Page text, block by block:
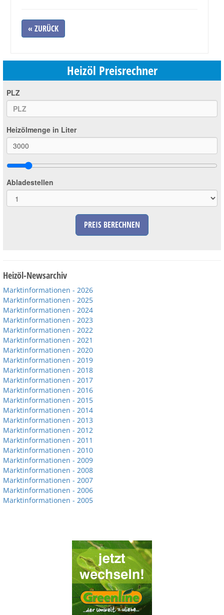
« ZURÜCK
Heizöl Preisrechner
PLZ
Heizölmenge in Liter
Abladestellen
PREIS BERECHNEN
Heizöl-Newsarchiv
Marktinformationen - 2026
Marktinformationen - 2025
Marktinformationen - 2024
Marktinformationen - 2023
Marktinformationen - 2022
Marktinformationen - 2021
Marktinformationen - 2020
Marktinformationen - 2019
Marktinformationen - 2018
Marktinformationen - 2017
Marktinformationen - 2016
Marktinformationen - 2015
Marktinformationen - 2014
Marktinformationen - 2013
Marktinformationen - 2012
Marktinformationen - 2011
Marktinformationen - 2010
Marktinformationen - 2009
Marktinformationen - 2008
Marktinformationen - 2007
Marktinformationen - 2006
Marktinformationen - 2005